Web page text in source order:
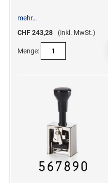
mehr…
CHF 243,28
(inkl. MwSt.)
Menge: